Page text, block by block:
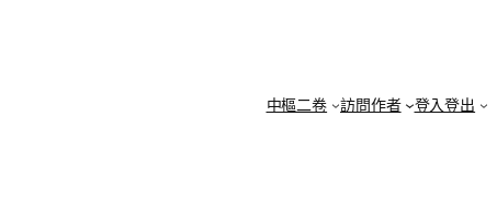
中樞二卷 訪問作者 登入登出